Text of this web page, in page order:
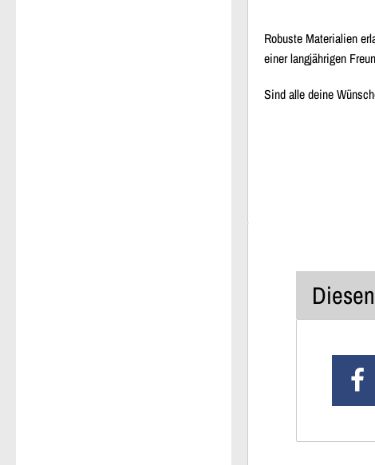
Robuste Materialien
einer langjährigen
Sind alle deine